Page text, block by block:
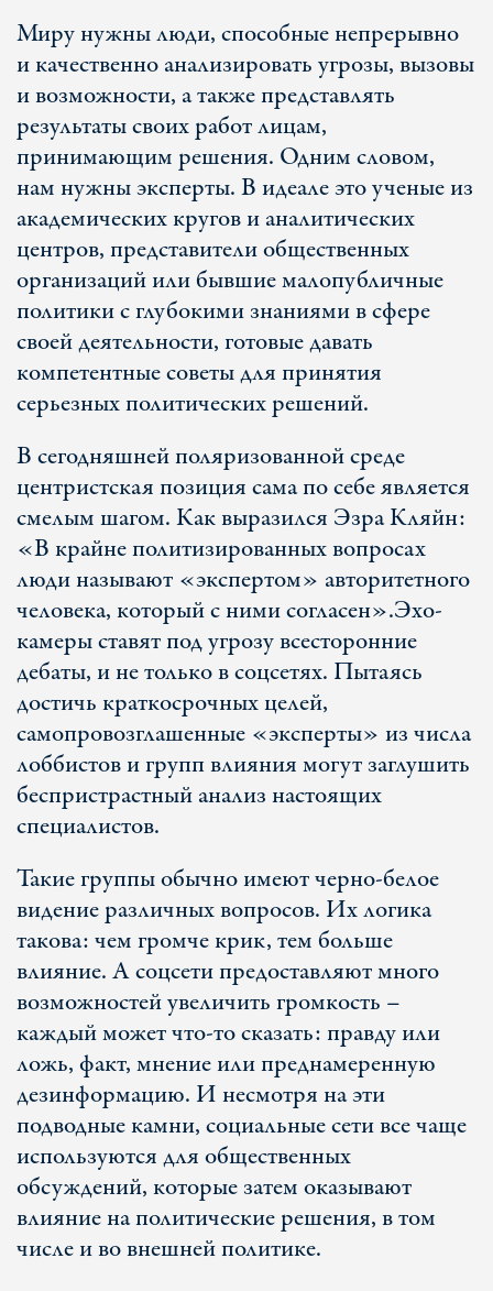
Миру нужны люди, способные непрерывно
и качественно анализировать угрозы, вызовы
и возможности, а также представлять
результаты своих работ лицам,
принимающим решения. Одним словом,
нам нужны эксперты. В идеале это ученые из
академических кругов и аналитических
центров, представители общественных
организаций или бывшие малопубличные
политики с глубокими знаниями в сфере
своей деятельности, готовые давать
компетентные советы для принятия
серьезных политических решений.
В сегодняшней поляризованной среде
центристская позиция сама по себе является
смелым шагом. Как выразился Эзра Кляйн:
«В крайне политизированных вопросах
люди называют «экспертом» авторитетного
человека, который с ними согласен».Эхо-
камеры ставят под угрозу всесторонние
дебаты, и не только в соцсетях. Пытаясь
достичь краткосрочных целей,
самопровозглашенные «эксперты» из числа
лоббистов и групп влияния могут заглушить
беспристрастный анализ настоящих
специалистов.
Такие группы обычно имеют черно-белое
видение различных вопросов. Их логика
такова: чем громче крик, тем больше
влияние. А соцсети предоставляют много
возможностей увеличить громкость –
каждый может что-то сказать: правду или
ложь, факт, мнение или преднамеренную
дезинформацию. И несмотря на эти
подводные камни, социальные сети все чаще
используются для общественных
обсуждений, которые затем оказывают
влияние на политические решения, в том
числе и во внешней политике.